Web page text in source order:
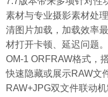
素材与专业摄影素材处
清图片加载，加载效率
材打开卡顿、延迟问题
OM-1 ORFRAW格式，
快速隐藏或展示RAW文
RAW+JPG双文件联动